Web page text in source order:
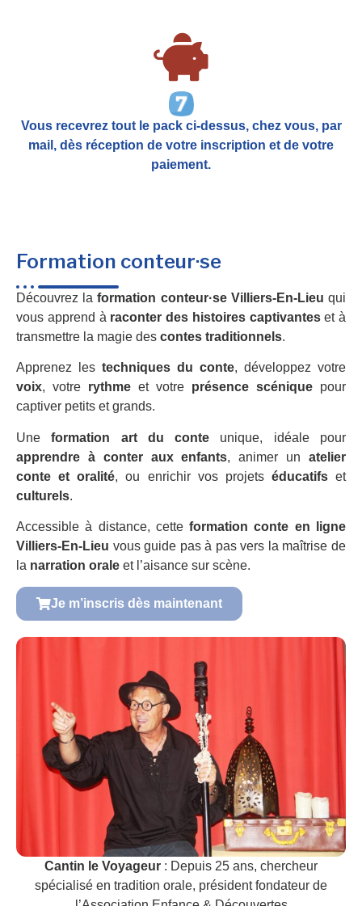
Vous recevrez tout le pack ci-dessus, chez vous, par
mail, dès réception de votre inscription et de votre
paiement.
Formation conteur·se
Découvrez laformation conteur·se Villiers-En-Lieu qui
vous apprend à raconter des histoires captivanteset à
transmettre la magie des contes traditionnels.
Apprenez les techniques du conte, développez votre
voix, votre rythme et votre présence scénique pour
captiver petits et grands.
Uneformation art du conte unique, idéale pour
apprendre à conter aux enfants, animer unatelier
conte et oralité, ou enrichir vos projets éducatifset
culturels.
Accessible à distance, cetteformation conte en ligne
Villiers-En-Lieu vous guide pas à pas vers la maîtrise de
la narration orale et l’aisance sur scène.
Je m’inscris dès maintenant
Cantin le Voyageur : Depuis 25 ans, chercheur
spécialisé en tradition orale, président fondateur de